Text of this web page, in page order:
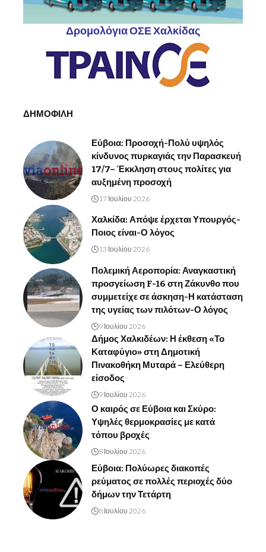
Δρομολόγια ΟΣΕ Χαλκίδας
ΔΗΜΟΦΙΛΗ
Εύβοια: Προσοχή-Πολύ υψηλός
κίνδυνος πυρκαγιάς την Παρασκευή
17/7– Έκκληση στους πολίτες για
αυξημένη προσοχή
17 Ιουλίου 2026
Χαλκίδα: Απόψε έρχεται Υπουργός-
Ποιος είναι-Ο λόγος
13 Ιουλίου 2026
Πολεμική Αεροπορία: Αναγκαστική
προσγείωση F-16 στη Ζάκυνθο που
συμμετείχε σε άσκηση-Η κατάσταση
της υγείας των πιλότων-Ο λόγος
9 Ιουλίου 2026
Δήμος Χαλκιδέων: Η έκθεση «Το
Καταφύγιο» στη Δημοτική
Πινακοθήκη Μυταρά – Ελεύθερη
είσοδος
9 Ιουλίου 2026
Ο καιρός σε Εύβοια και Σκύρο:
Υψηλές θερμοκρασίες με κατά
τόπου βροχές
8 Ιουλίου 2026
Εύβοια: Πολύωρες διακοπές
ρεύματος σε πολλές περιοχές δύο
δήμων την Τετάρτη
8 Ιουλίου 2026